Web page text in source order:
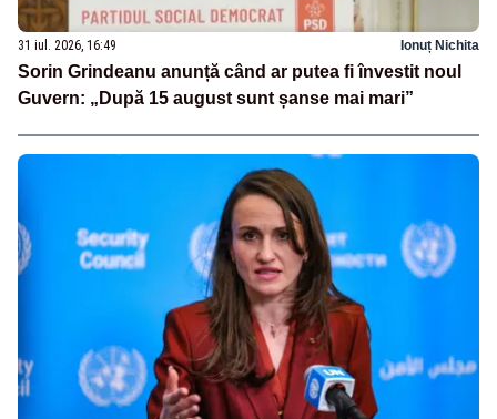
31 iul. 2026, 16:49 Ionuț Nichita
Sorin Grindeanu anunță când ar putea fi învestit noul
Guvern: „După 15 august sunt șanse mai mari”